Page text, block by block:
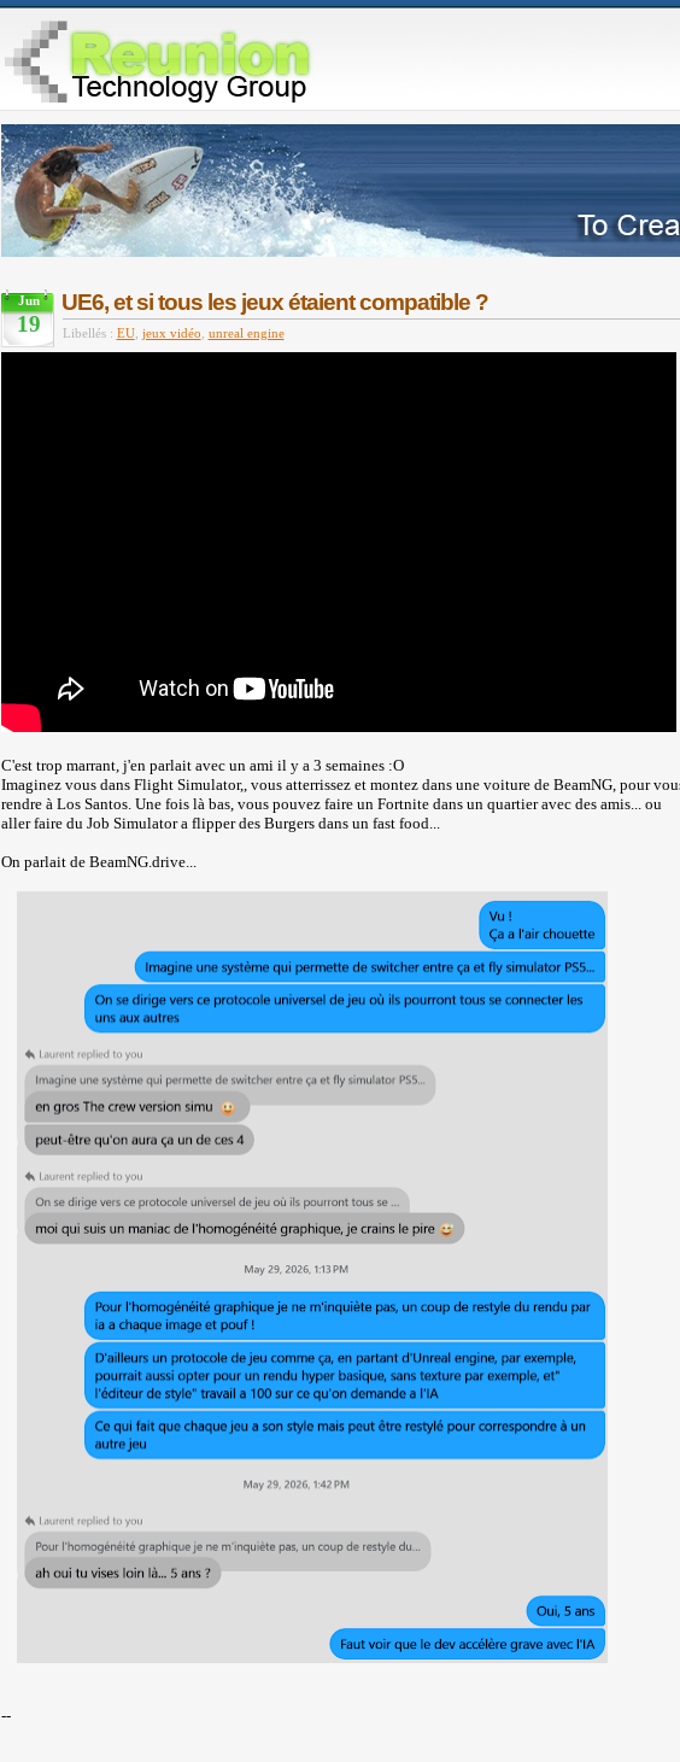
Jun
19
UE6, et si tous les jeux étaient compatible ?
Libellés : EU, jeux vidéo unreal engine
C'est trop marrant, j'en parlait avec un ami il y a 3 semaines :O
Imaginez vous dans Flight Simulator,, vous atterrissez et montez dans une voiture de BeamNG, pour
rendre à Los Santos. Une fois là bas, vous pouvez faire un Fortnite dans un quartier avec des amis... ou
aller faire du Job Simulator a flipper des Burgers dans un fast food...
On parlait de BeamNG.drive...
--